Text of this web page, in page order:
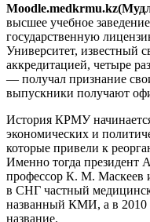
высшее учебное
государственную
Университет, известный
аккредитацией, четыре
— получал признание
выпускники получают
История КРМУ
экономических и
которые привели к
Именно тогда президент
профессор К. М. Маскеев
в СНГ частный
названный КМИ, а в 2010
название.